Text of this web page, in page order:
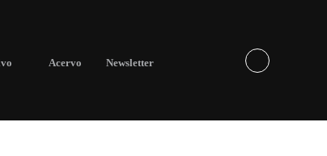
Acervo Newsletter